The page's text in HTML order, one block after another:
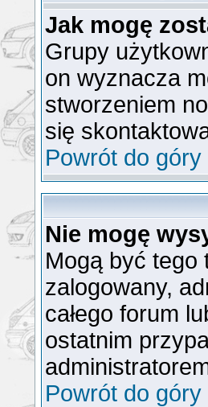
Jak mogę
Grupy
on wyznacza
stworzeniem
się
Powrót do góry
Nie mogę
Mogą być tego
zalogowany,
całego forum
ostatnim
Powrót do góry